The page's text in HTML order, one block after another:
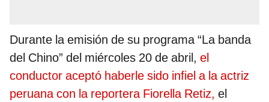
Durante la emisión de su programa “La banda
del Chino” del miércoles 20 de abril, el
conductor aceptó haberle sido infiel a la actriz
peruana con la reportera Fiorella Retiz, el